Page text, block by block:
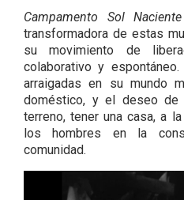
Campamento Sol Naciente
transformadora de estas
su movimiento de
colaborativo y
arraigadas en su mundo
doméstico, y el deseo de
terreno, tener una casa, a
los hombres en la
comunidad.